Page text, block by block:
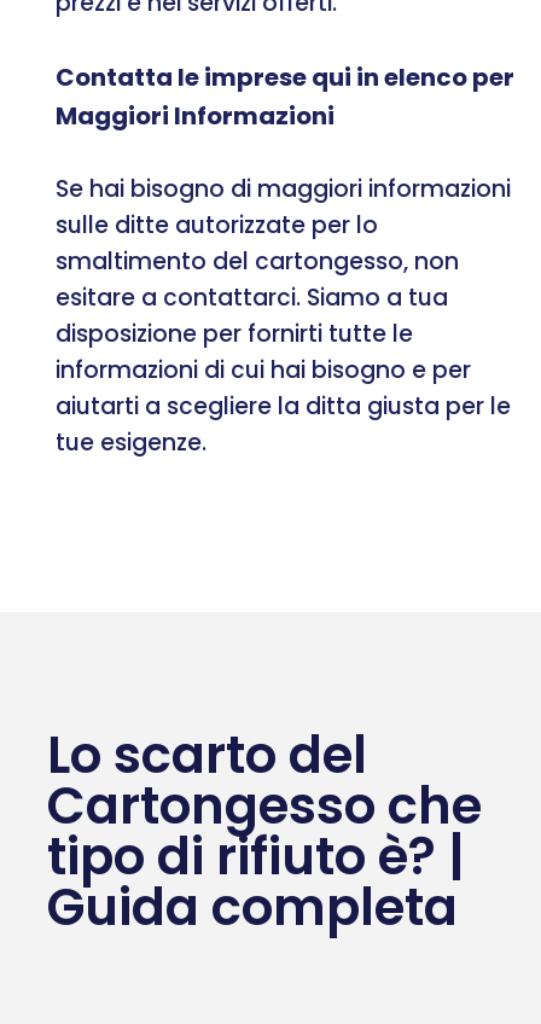
Contatta le imprese qui in elenco per
Maggiori Informazioni
Se hai bisogno di maggiori informazioni
sulle ditte autorizzate per lo
smaltimento del cartongesso, non
esitare a contattarci. Siamo a tua
disposizione per fornirti tutte le
informazioni di cui hai bisogno e per
aiutarti a scegliere la ditta giusta per le
tue esigenze.
Lo scarto del
Cartongesso che
tipo di rifiuto è? |
Guida completa